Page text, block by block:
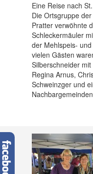
Eine Reise nach
Die Ortsgruppe
Pratter verwöhnte
Schleckermäuler
der Mehlspeis-
vielen Gästen
Silberschneider
Regina Arnus,
Schweinzger und